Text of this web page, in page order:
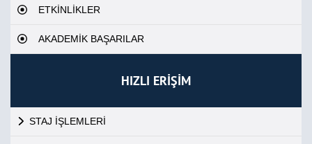
ETKİNLİKLER
AKADEMİK BAŞARILAR
HIZLI ERİŞİM
STAJ İŞLEMLERİ